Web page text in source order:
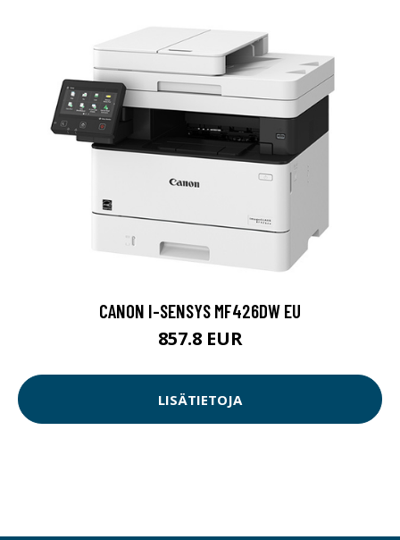
CANON I-SENSYS MF426DW EU
857.8 EUR
LISÄTIETOJA